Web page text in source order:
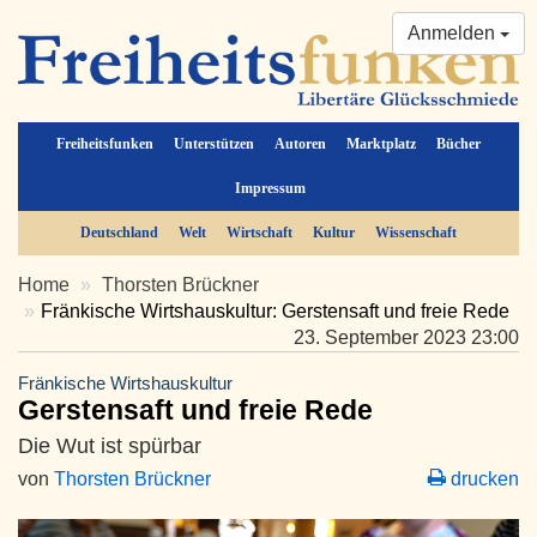
Freiheitsfunken Unterstützen Autoren Marktplatz Bücher
Impressum
Anmelden
Deutschland Welt Wirtschaft Kultur Wissenschaft
Home
Thorsten Brückner
Fränkische Wirtshauskultur: Gerstensaft und freie Rede
23. September 2023 23:00
Fränkische Wirtshauskultur
Gerstensaft und freie Rede
Die Wut ist spürbar
von Thorsten Brückner drucken